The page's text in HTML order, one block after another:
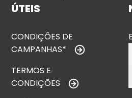
ÚTEIS
CONDIÇÕES DE
CAMPANHAS*
TERMOS E
CONDIÇÕES